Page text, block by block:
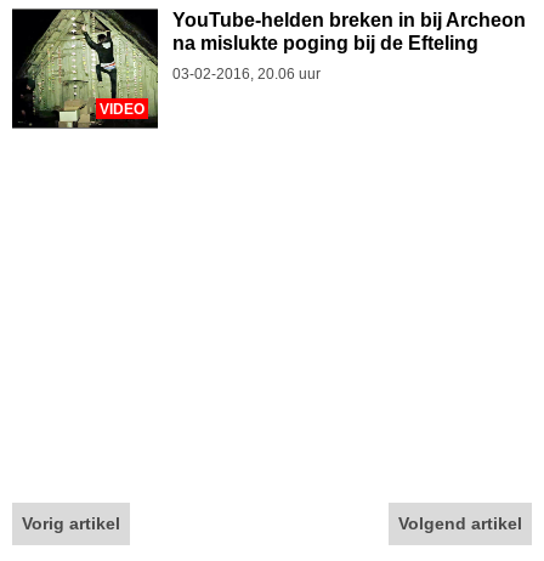
VIDEO
YouTube-helden breken in bij Archeon
na mislukte poging bij de Efteling
03-02-2016, 20.06 uur
Vorig artikel Volgend artikel